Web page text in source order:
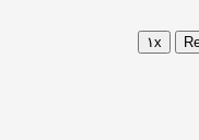
۱x